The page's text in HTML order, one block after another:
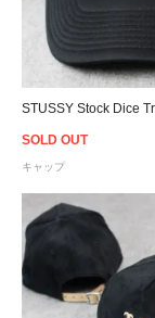
SOLD OUT
キャップ